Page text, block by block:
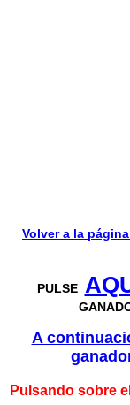
Volver a la
PULSE
A
Pulsando sobre